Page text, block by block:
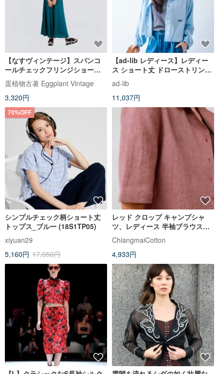
【なすヴィンテージ】スパンコ
ールチェックフリンジショート
ヴィンテージトップ
蛋植物古著 Eggplant Vintage
3,320円
【ad-lib レディース】レディー
ス ショート丈 ドローストリング
ジャケット - ブルー // オフホワ
イト (BL011)
ad-lib
11,037円
70%OFF
シンプルチェック柄ショート丈
トップス_ブルー (18S1TP05)
xiyuan29
5,160円 17,056円
レッド クロップ キャンプシャ
ツ、レディース 半袖ブラウス、
ララ
ChiangmaiCotton
4,933円